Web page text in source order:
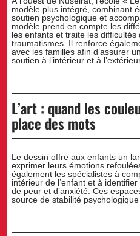
modèle plus intégré, combinant
soutien psychologique et
modèle prend en compte les
les enfants et traite les difficultés
traumatismes. Il renforce
avec les familles afin d’assurer
soutien à l’intérieur et à
L’art : quand les
place des mots
Le dessin offre aux enfants un
exprimer leurs émotions
également les spécialistes à
intérieur de l’enfant et à
de peur et d’anxiété. Ces
source de stabilité psychologique